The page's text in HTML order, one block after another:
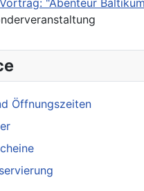
Vortrag: "Abenteur
Öffnungszeiten